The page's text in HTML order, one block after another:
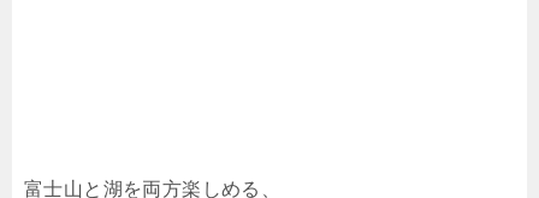
富士山と湖を両方楽しめる、